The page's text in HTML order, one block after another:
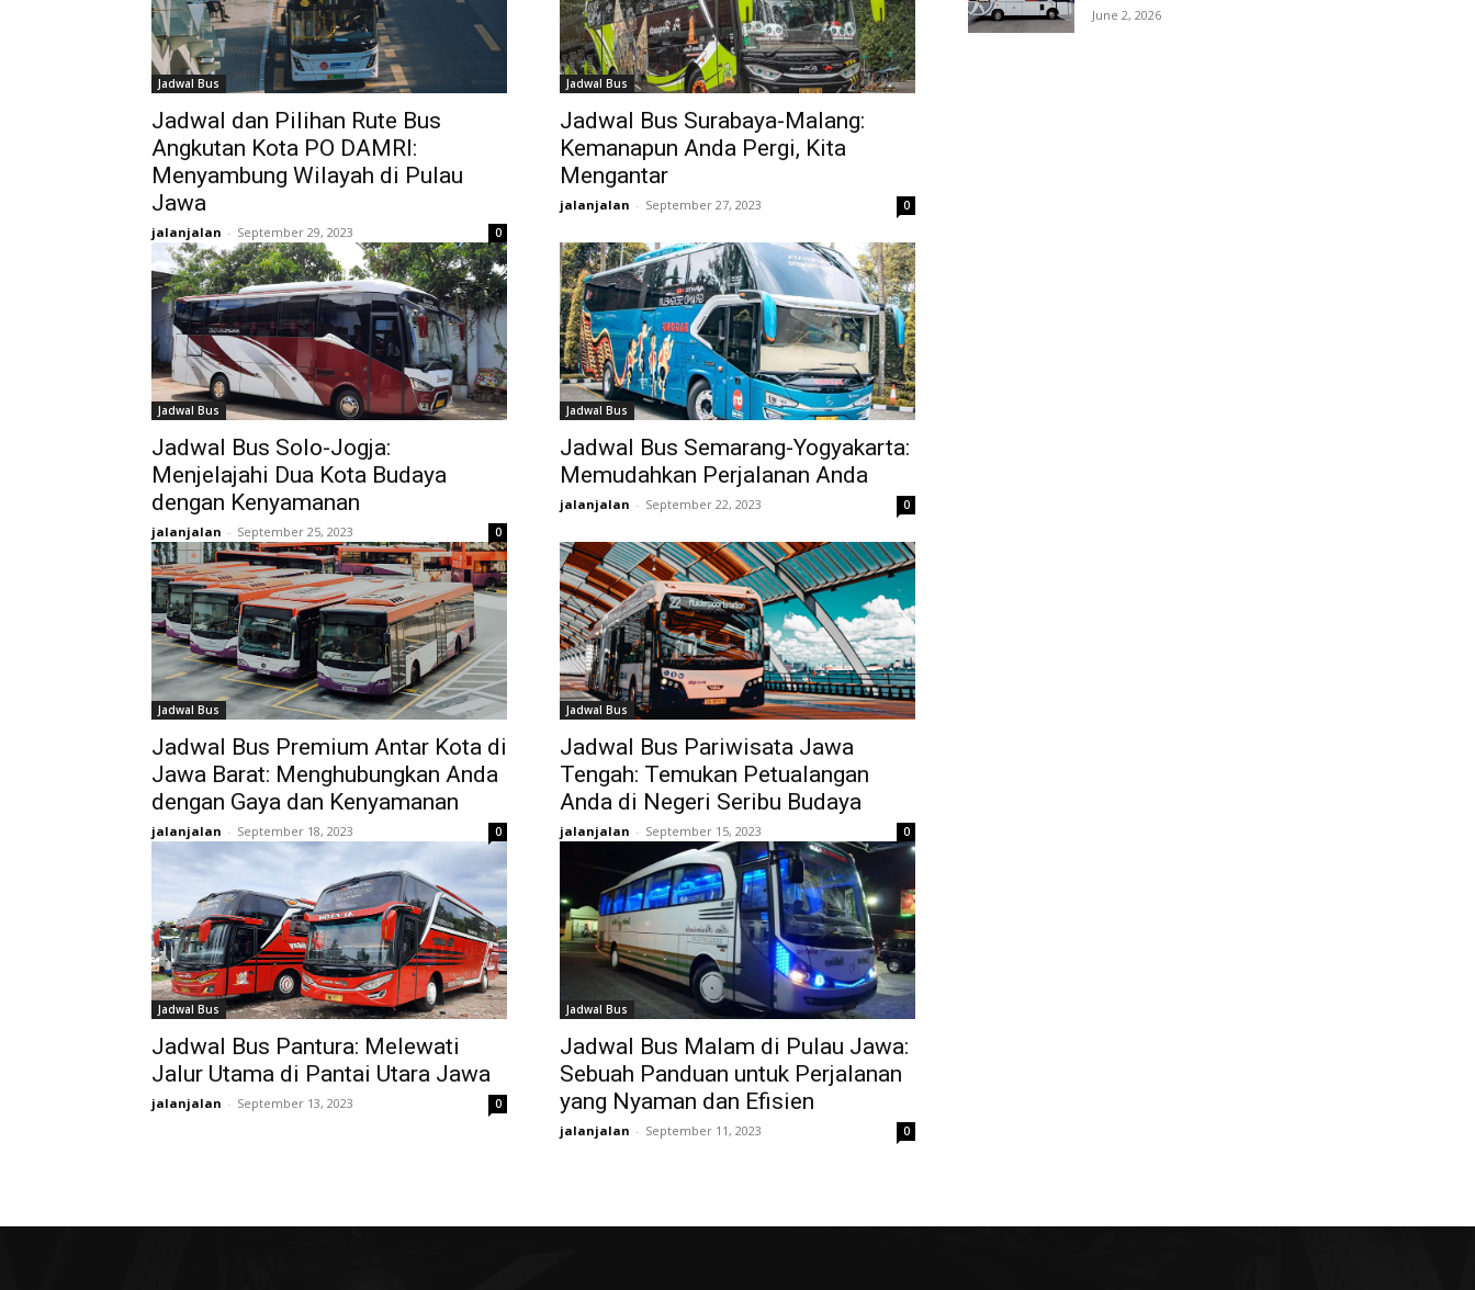
Jadwal Bus
Jadwal dan Pilihan Rute Bus
Angkutan Kota PO DAMRI:
Menyambung Wilayah di Pulau
Jawa
jalanjalan - September 29, 2023 0
Jadwal Bus
Jadwal Bus Surabaya-Malang:
Kemanapun Anda Pergi, Kita
Mengantar
jalanjalan - September 27, 2023 0
Jadwal Bus
Jadwal Bus Solo-Jogja:
Menjelajahi Dua Kota Budaya
dengan Kenyamanan
jalanjalan - September 25, 2023 0
Jadwal Bus
Jadwal Bus Semarang-Yogyakarta:
Memudahkan Perjalanan Anda
jalanjalan - September 22, 2023 0
Jadwal Bus
Jadwal Bus Premium Antar Kota di
Jawa Barat: Menghubungkan Anda
dengan Gaya dan Kenyamanan
jalanjalan - September 18, 2023 0
Jadwal Bus
Jadwal Bus Pariwisata Jawa
Tengah: Temukan Petualangan
Anda di Negeri Seribu Budaya
jalanjalan - September 15, 2023 0
Jadwal Bus
Jadwal Bus Pantura: Melewati
Jalur Utama di Pantai Utara Jawa
jalanjalan - September 13, 2023 0
Jadwal Bus
Jadwal Bus Malam di Pulau Jawa:
Sebuah Panduan untuk Perjalanan
yang Nyaman dan Efisien
jalanjalan - September 11, 2023 0
June 2, 2026